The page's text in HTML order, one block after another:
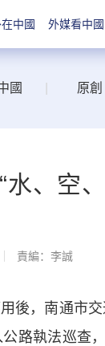
中國 外媒看中國
國 原創
、空
責編：李誠
，南通市交
路執法巡查